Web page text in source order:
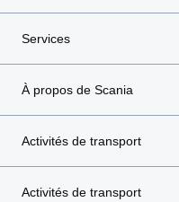
Services
À propos de Scania
Activités de transport
Activités de transport